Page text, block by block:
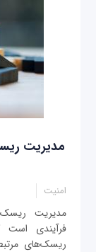
مدیریت
امنیت
فرآیندی است
ریسک‌های